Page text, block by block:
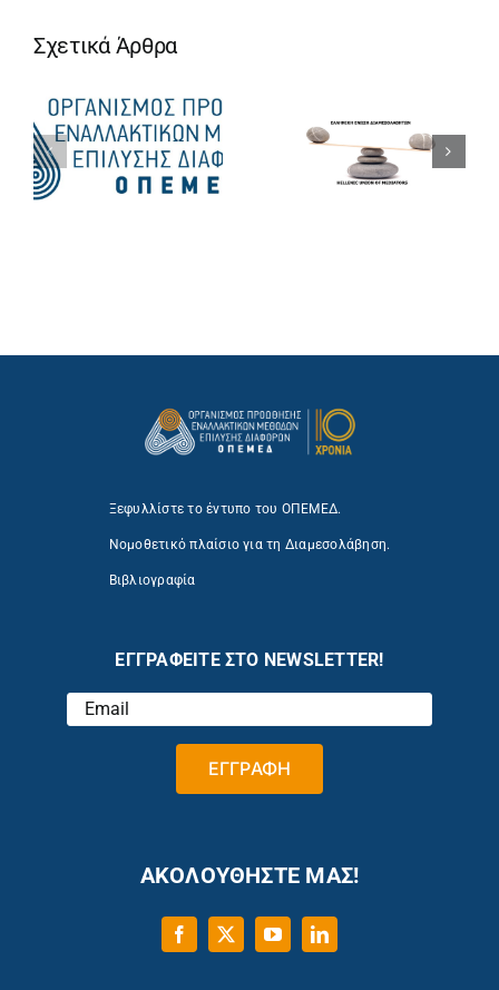
Σχετικά Άρθρα
Ξεφυλλίστε το έντυπο του ΟΠΕΜΕΔ.
Νομοθετικό πλαίσιο για τη Διαμεσολάβηση.
Βιβλιογραφία
ΕΓΓΡΑΦΕΙΤΕ ΣΤΟ NEWSLETTER!
ΑΚΟΛΟΥΘΗΣΤΕ ΜΑΣ!